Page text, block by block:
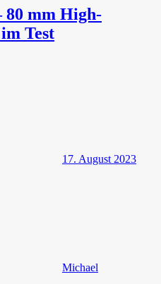
80 mm High-
Test
17. August 2023
Michael